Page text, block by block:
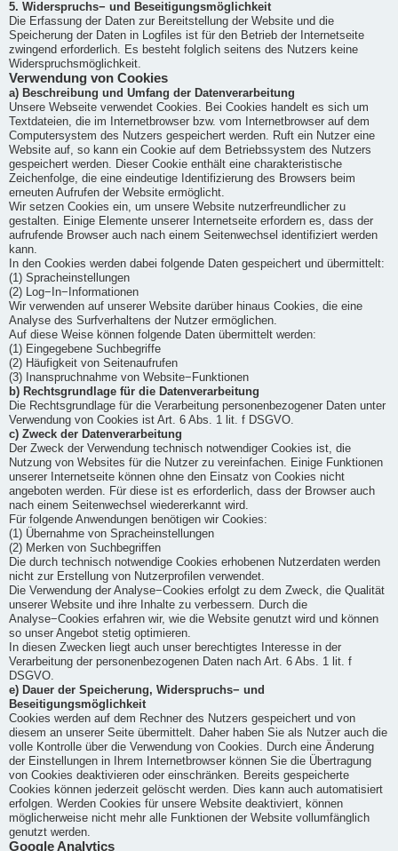
5. Widerspruchs− und Beseitigungsmöglichkeit
Die Erfassung der Daten zur Bereitstellung der Website und die
Speicherung der Daten in Logfiles ist für den Betrieb der Internetseite
zwingend erforderlich. Es besteht folglich seitens des Nutzers keine
Widerspruchsmöglichkeit.
Verwendung von Cookies
a) Beschreibung und Umfang der Datenverarbeitung
Unsere Webseite verwendet Cookies. Bei Cookies handelt es sich um
Textdateien, die im Internetbrowser bzw. vom Internetbrowser auf dem
Computersystem des Nutzers gespeichert werden. Ruft ein Nutzer eine
Website auf, so kann ein Cookie auf dem Betriebssystem des Nutzers
gespeichert werden. Dieser Cookie enthält eine charakteristische
Zeichenfolge, die eine eindeutige Identifizierung des Browsers beim
erneuten Aufrufen der Website ermöglicht.
Wir setzen Cookies ein, um unsere Website nutzerfreundlicher zu
gestalten. Einige Elemente unserer Internetseite erfordern es, dass der
aufrufende Browser auch nach einem Seitenwechsel identifiziert werden
kann.
In den Cookies werden dabei folgende Daten gespeichert und übermittelt:
(1) Spracheinstellungen
(2) Log−In−Informationen
Wir verwenden auf unserer Website darüber hinaus Cookies, die eine
Analyse des Surfverhaltens der Nutzer ermöglichen.
Auf diese Weise können folgende Daten übermittelt werden:
(1) Eingegebene Suchbegriffe
(2) Häufigkeit von Seitenaufrufen
(3) Inanspruchnahme von Website−Funktionen
b) Rechtsgrundlage für die Datenverarbeitung
Die Rechtsgrundlage für die Verarbeitung personenbezogener Daten unter
Verwendung von Cookies ist Art. 6 Abs. 1 lit. f DSGVO.
c) Zweck der Datenverarbeitung
Der Zweck der Verwendung technisch notwendiger Cookies ist, die
Nutzung von Websites für die Nutzer zu vereinfachen. Einige Funktionen
unserer Internetseite können ohne den Einsatz von Cookies nicht
angeboten werden. Für diese ist es erforderlich, dass der Browser auch
nach einem Seitenwechsel wiedererkannt wird.
Für folgende Anwendungen benötigen wir Cookies:
(1) Übernahme von Spracheinstellungen
(2) Merken von Suchbegriffen
Die durch technisch notwendige Cookies erhobenen Nutzerdaten werden
nicht zur Erstellung von Nutzerprofilen verwendet.
Die Verwendung der Analyse−Cookies erfolgt zu dem Zweck, die Qualität
unserer Website und ihre Inhalte zu verbessern. Durch die
Analyse−Cookies erfahren wir, wie die Website genutzt wird und können
so unser Angebot stetig optimieren.
In diesen Zwecken liegt auch unser berechtigtes Interesse in der
Verarbeitung der personenbezogenen Daten nach Art. 6 Abs. 1 lit. f
DSGVO.
e) Dauer der Speicherung, Widerspruchs− und
Beseitigungsmöglichkeit
Cookies werden auf dem Rechner des Nutzers gespeichert und von
diesem an unserer Seite übermittelt. Daher haben Sie als Nutzer auch die
volle Kontrolle über die Verwendung von Cookies. Durch eine Änderung
der Einstellungen in Ihrem Internetbrowser können Sie die Übertragung
von Cookies deaktivieren oder einschränken. Bereits gespeicherte
Cookies können jederzeit gelöscht werden. Dies kann auch automatisiert
erfolgen. Werden Cookies für unsere Website deaktiviert, können
möglicherweise nicht mehr alle Funktionen der Website vollumfänglich
genutzt werden.
Google Analytics